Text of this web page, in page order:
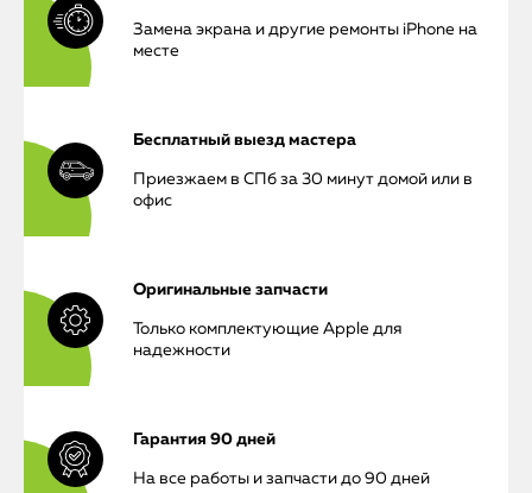
Замена экрана и другие ремонты iPhone на
месте
Бесплатный выезд мастера
Приезжаем в СПб за 30 минут домой или в
офис
Оригинальные запчасти
Только комплектующие Apple для
надежности
Гарантия 90 дней
На все работы и запчасти до 90 дней